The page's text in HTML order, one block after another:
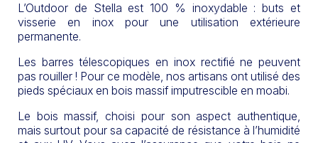
L’Outdoor de Stella est 100 % inoxydable : buts et
visserie en inox pour une utilisation extérieure
permanente.
Les barres télescopiques en inox rectifié ne peuvent
pas rouiller ! Pour ce modèle, nos artisans ont utilisé des
pieds spéciaux en bois massif imputrescible en moabi.
Le bois massif, choisi pour son aspect authentique,
mais surtout pour sa capacité de résistance à l’humidité